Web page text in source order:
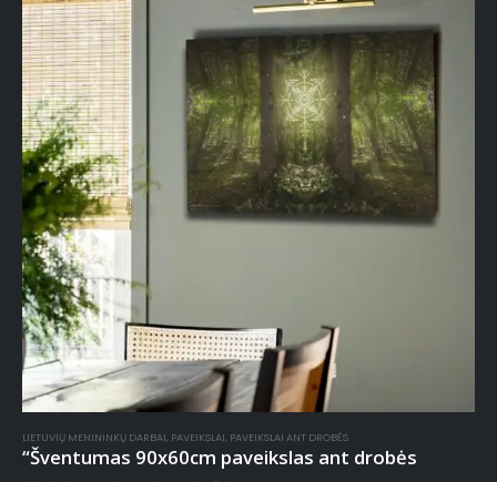
LIETUVIŲ MENININKŲ DARBAI, PAVEIKSLAI, PAVEIKSLAI ANT DROBĖS
“Šventumas 90x60cm paveikslas ant drobės